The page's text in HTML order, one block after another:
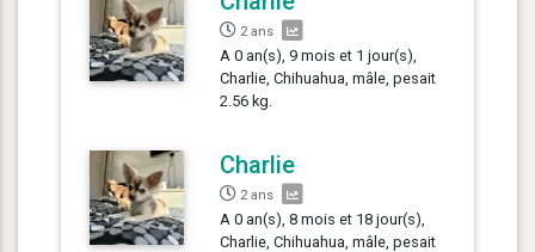
2 ans
A 0 an(s), 9 mois et 1 jour(s),
Charlie, Chihuahua, mâle, pesait
2.56 kg.
Charlie
2 ans
A 0 an(s), 8 mois et 18 jour(s),
Charlie, Chihuahua, mâle, pesait